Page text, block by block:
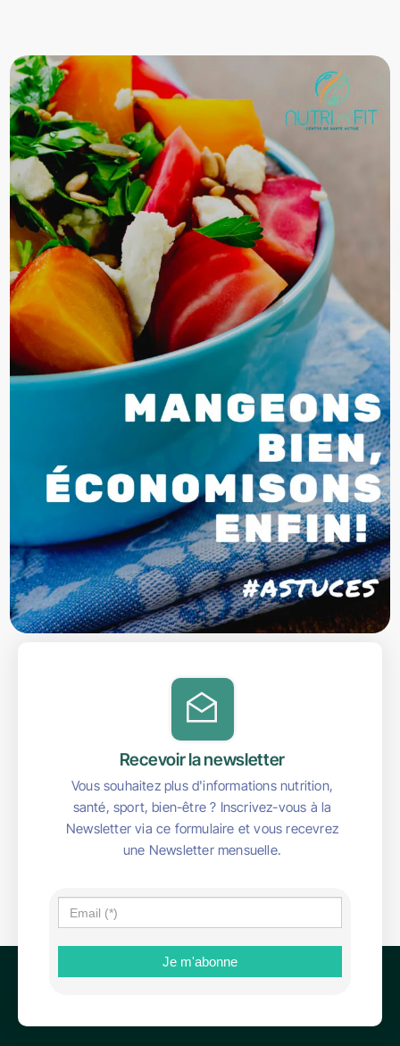
Recevoir la newsletter
Vous souhaitez plus d'informations nutrition,
santé, sport, bien-être ? Inscrivez-vous à la
Newsletter via ce formulaire et vous recevrez
une Newsletter mensuelle.